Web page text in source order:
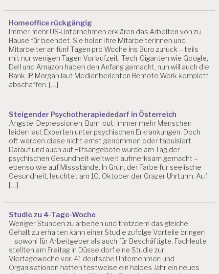
Homeoffice rückgängig
Immer mehr US-Unternehmen erklären das Arbeiten von zu
Hause für beendet. Sie holen ihre Mitarbeiterinnen und
Mitarbeiter an fünf Tagen pro Woche ins Büro zurück – teils
mit nur wenigen Tagen Vorlaufzeit. Tech-Giganten wie Google,
Dell und Amazon haben den Anfang gemacht, nun will auch die
Bank JP Morgan laut Medienberichten Remote Work komplett
abschaffen. […]
Steigender Psychotherapiededarf in Österreich
Ängste, Depressionen, Burn-out: Immer mehr Menschen
leiden laut Experten unter psychischen Erkrankungen. Doch
oft werden diese nicht ernst genommen oder tabuisiert.
Darauf und auch auf Hilfsangebote wurde am Tag der
psychischen Gesundheit weltweit aufmerksam gemacht –
ebenso wie auf Missstände. In Grün, der Farbe für seelische
Gesundheit, leuchtet am 10. Oktober der Grazer Uhrturm. Auf
[…]
Studie zu 4-Tage-Woche
Weniger Stunden zu arbeiten und trotzdem das gleiche
Gehalt zu erhalten kann einer Studie zufolge Vorteile bringen
– sowohl für Arbeitgeber als auch für Beschäftigte. Fachleute
stellten am Freitag in Düsseldorf eine Studie zur
Viertagewoche vor. 41 deutsche Unternehmen und
Organisationen hatten testweise ein halbes Jahr ein neues